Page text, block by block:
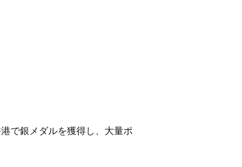
で銀メダルを獲得し、大量ポ